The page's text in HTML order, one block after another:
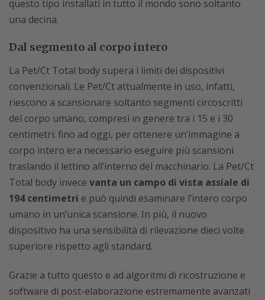
questo tipo installati in tutto il mondo sono soltanto
una decina.
Dal segmento al corpo intero
La Pet/Ct Total body supera i limiti dei dispositivi
convenzionali. Le Pet/Ct attualmente in uso, infatti,
riescono a scansionare soltanto segmenti circoscritti
del corpo umano, compresi in genere tra i 15 e i 30
centimetri: fino ad oggi, per ottenere un’immagine a
corpo intero era necessario eseguire più scansioni
traslando il lettino all’interno del macchinario. La Pet/Ct
Total body invece vanta un campo di vista assiale di
194 centimetri e può quindi esaminare l’intero corpo
umano in un’unica scansione. In più, il nuovo
dispositivo ha una sensibilità di rilevazione dieci volte
superiore rispetto agli standard.
Grazie a tutto questo e ad algoritmi di ricostruzione e
software di post-elaborazione estremamente avanzati